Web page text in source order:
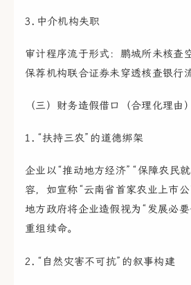
3.中介机构失职
审计程序流于形式：鹏城所未核查
保荐机构联合证券未穿透核查银行
（三）财务造假借口（合理化理由）
1.“扶持三农”的道德绑架
企业以“推动地方经济”“保障农民
容，如宣称“云南省首家农业上市公
地方政府将企业造假视为“发展必
重组续命。
2.“自然灾害不可抗”的叙事构建